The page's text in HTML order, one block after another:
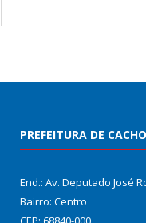
PREFEITURA DE
End.: Av. Deputado José
Bairro: Centro